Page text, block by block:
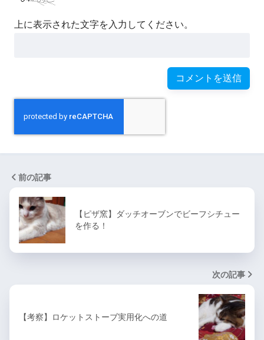
上に表示された文字を入力してください。
前の記事
【ピザ窯】ダッチオーブンでビーフシチュー
を作る！
次の記事
【考察】ロケットストーブ実用化への道